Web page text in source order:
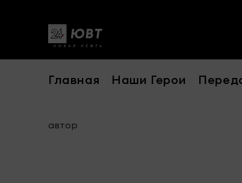
Главная Наши Герои
автор